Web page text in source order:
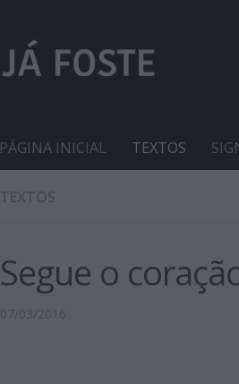
PÁGINA INICIAL TEXTOS
Segue o